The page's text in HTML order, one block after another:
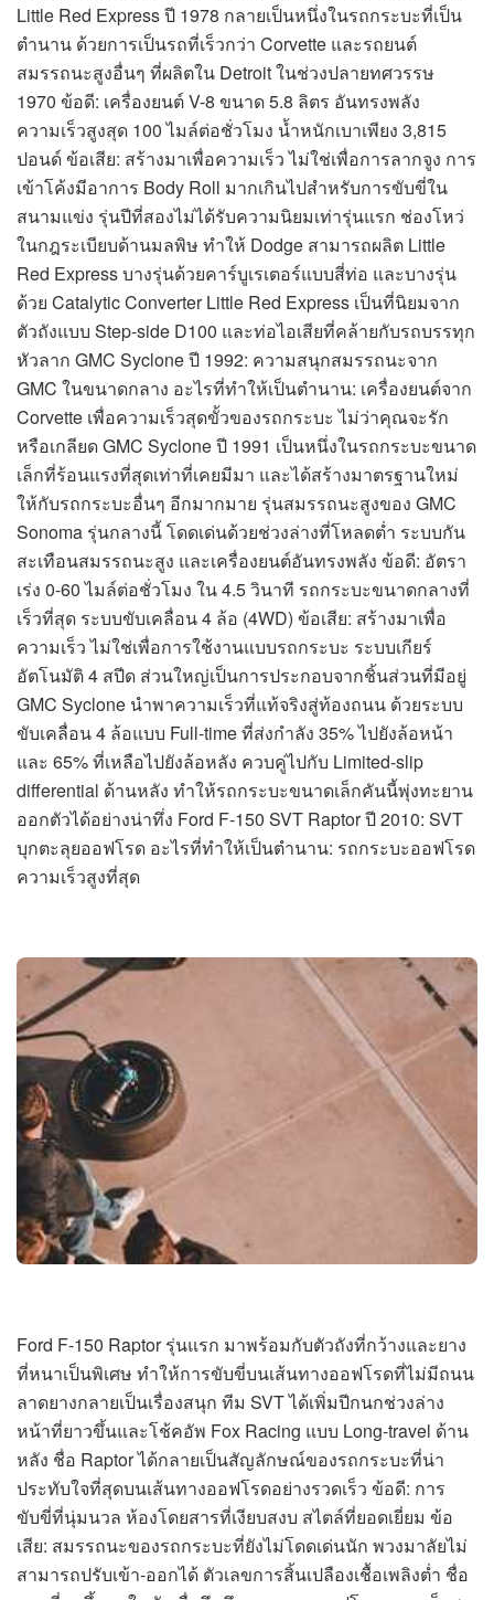
Little Red Express ปี 1978 กลายเป็นหนึ่งในรถกระบะที่เป็น
ตำนาน ด้วยการเป็นรถที่เร็วกว่า Corvette และรถยนต์
สมรรถนะสูงอื่นๆ ที่ผลิตใน Detroit ในช่วงปลายทศวรรษ
1970 ข้อดี: เครื่องยนต์ V-8 ขนาด 5.8 ลิตร อันทรงพลัง
ความเร็วสูงสุด 100 ไมล์ต่อชั่วโมง น้ำหนักเบาเพียง 3,815
ปอนด์ ข้อเสีย: สร้างมาเพื่อความเร็ว ไม่ใช่เพื่อการลากจูง การ
เข้าโค้งมีอาการ Body Roll มากเกินไปสำหรับการขับขี่ใน
สนามแข่ง รุ่นปีที่สองไม่ได้รับความนิยมเท่ารุ่นแรก ช่องโหว่
ในกฎระเบียบด้านมลพิษ ทำให้ Dodge สามารถผลิต Little
Red Express บางรุ่นด้วยคาร์บูเรเตอร์แบบสี่ท่อ และบางรุ่น
ด้วย Catalytic Converter Little Red Express เป็นที่นิยมจาก
ตัวถังแบบ Step-side D100 และท่อไอเสียที่คล้ายกับรถบรรทุก
หัวลาก GMC Syclone ปี 1992: ความสนุกสมรรถนะจาก
GMC ในขนาดกลาง อะไรที่ทำให้เป็นตำนาน: เครื่องยนต์จาก
Corvette เพื่อความเร็วสุดขั้วของรถกระบะ ไม่ว่าคุณจะรัก
หรือเกลียด GMC Syclone ปี 1991 เป็นหนึ่งในรถกระบะขนาด
เล็กที่ร้อนแรงที่สุดเท่าที่เคยมีมา และได้สร้างมาตรฐานใหม่
ให้กับรถกระบะอื่นๆ อีกมากมาย รุ่นสมรรถนะสูงของ GMC
Sonoma รุ่นกลางนี้ โดดเด่นด้วยช่วงล่างที่โหลดต่ำ ระบบกัน
สะเทือนสมรรถนะสูง และเครื่องยนต์อันทรงพลัง ข้อดี: อัตรา
เร่ง 0-60 ไมล์ต่อชั่วโมง ใน 4.5 วินาที รถกระบะขนาดกลางที่
เร็วที่สุด ระบบขับเคลื่อน 4 ล้อ (4WD) ข้อเสีย: สร้างมาเพื่อ
ความเร็ว ไม่ใช่เพื่อการใช้งานแบบรถกระบะ ระบบเกียร์
อัตโนมัติ 4 สปีด ส่วนใหญ่เป็นการประกอบจากชิ้นส่วนที่มีอยู่
GMC Syclone นำพาความเร็วที่แท้จริงสู่ท้องถนน ด้วยระบบ
ขับเคลื่อน 4 ล้อแบบ Full-time ที่ส่งกำลัง 35% ไปยังล้อหน้า
และ 65% ที่เหลือไปยังล้อหลัง ควบคู่ไปกับ Limited-slip
differential ด้านหลัง ทำให้รถกระบะขนาดเล็กคันนี้พุ่งทะยาน
ออกตัวได้อย่างน่าทึ่ง Ford F-150 SVT Raptor ปี 2010: SVT
บุกตะลุยออฟโรด อะไรที่ทำให้เป็นตำนาน: รถกระบะออฟโรด
ความเร็วสูงที่สุด
Ford F-150 Raptor รุ่นแรก มาพร้อมกับตัวถังที่กว้างและยาง
ที่หนาเป็นพิเศษ ทำให้การขับขี่บนเส้นทางออฟโรดที่ไม่มีถนน
ลาดยางกลายเป็นเรื่องสนุก ทีม SVT ได้เพิ่มปีกนกช่วงล่าง
หน้าที่ยาวขึ้นและโช้คอัพ Fox Racing แบบ Long-travel ด้าน
หลัง ชื่อ Raptor ได้กลายเป็นสัญลักษณ์ของรถกระบะที่น่า
ประทับใจที่สุดบนเส้นทางออฟโรดอย่างรวดเร็ว ข้อดี: การ
ขับขี่ที่นุ่มนวล ห้องโดยสารที่เงียบสงบ สไตล์ที่ยอดเยี่ยม ข้อ
เสีย: สมรรถนะของรถกระบะที่ยังไม่โดดเด่นนัก พวงมาลัยไม่
สามารถปรับเข้า-ออกได้ ตัวเลขการสิ้นเปลืองเชื้อเพลิงต่ำ ชื่อ